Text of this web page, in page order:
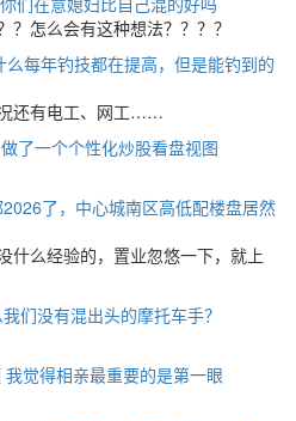
怎么会有这种想法？？？？
么每年钓技都在提高，但是能钓到的
还有电工、网工……
做了一个个性化炒股看盘视图
了，中心城南区高低配楼盘居然
什么经验的，置业忽悠一下，就上
们没有混出头的摩托车手？
我觉得相亲最重要的是第一眼